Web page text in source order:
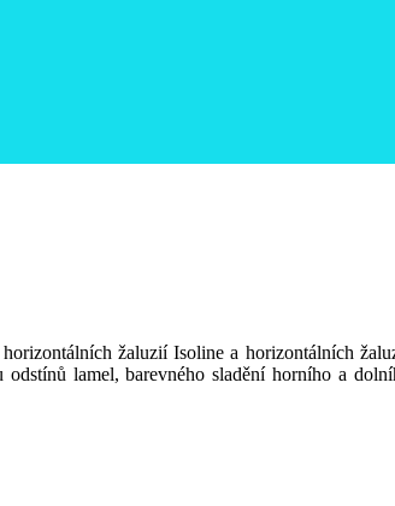
žaluzií Isoline a horizontálních
lamel, barevného sladění horního a